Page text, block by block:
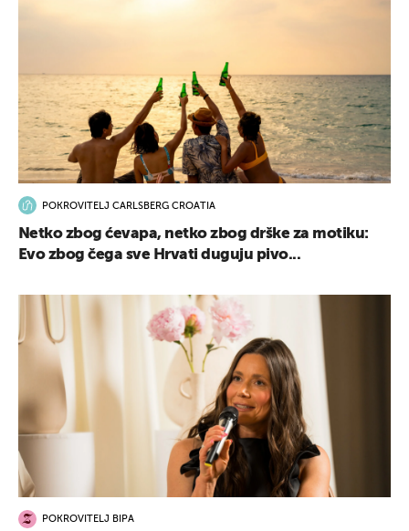
POKROVITELJ CARLSBERG CROATIA
Netko zbog ćevapa, netko zbog drške za motiku:
Evo zbog čega sve Hrvati duguju pivo...
POKROVITELJ BIPA